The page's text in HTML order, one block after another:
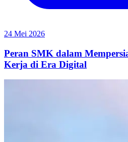
24 Mei 2026
Peran SMK dalam
Kerja di Era Digital